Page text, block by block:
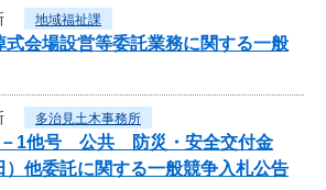
地域福祉課
式会場設営等委託業務に関する一般
多治見土木事務所
－1他号 公共 防災・安全交付金
）他委託に関する一般競争入札公告